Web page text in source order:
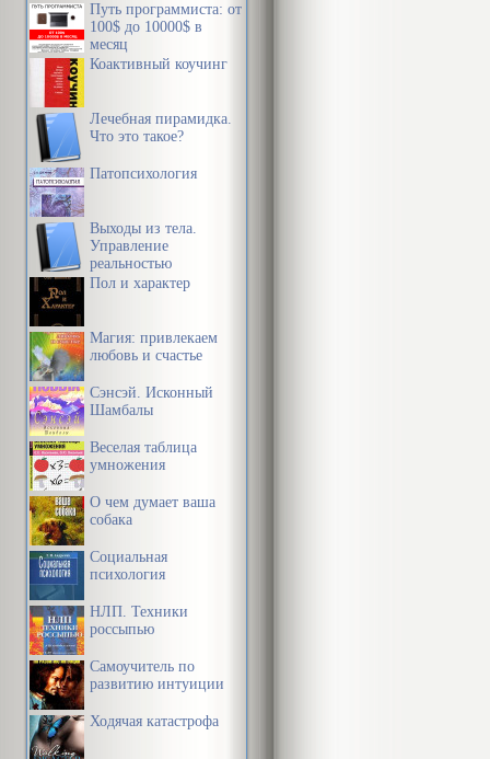
Путь программиста: от
100$ до 10000$ в
месяц
Коактивный коучинг
Лечебная пирамидка.
Что это такое?
Патопсихология
Выходы из тела.
Управление
реальностью
Пол и характер
Магия: привлекаем
любовь и счастье
Сэнсэй. Исконный
Шамбалы
Веселая таблица
умножения
О чем думает ваша
собака
Социальная
психология
НЛП. Техники
россыпью
Самоучитель по
развитию интуиции
Ходячая катастрофа